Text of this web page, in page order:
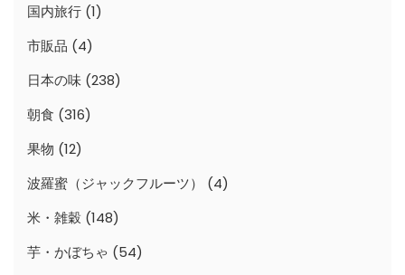
国内旅行 (1)
市販品 (4)
日本の味 (238)
朝食 (316)
果物 (12)
波羅蜜（ジャックフルーツ）
(4)
米・雑穀 (148)
芋・かぼちゃ (54)